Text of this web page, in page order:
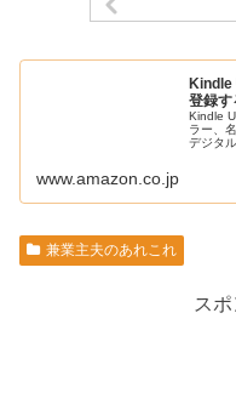
Kindle
登録す
Kindle
ラー、
デジタ
www.amazon.co.jp
兼業主夫のあれこれ
ス